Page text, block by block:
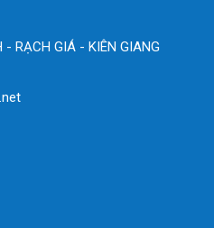
RẠCH GIÁ - KIÊN GIANG